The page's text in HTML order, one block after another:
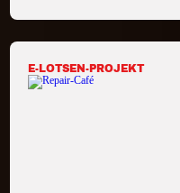
E-LOTSEN-PROJEKT